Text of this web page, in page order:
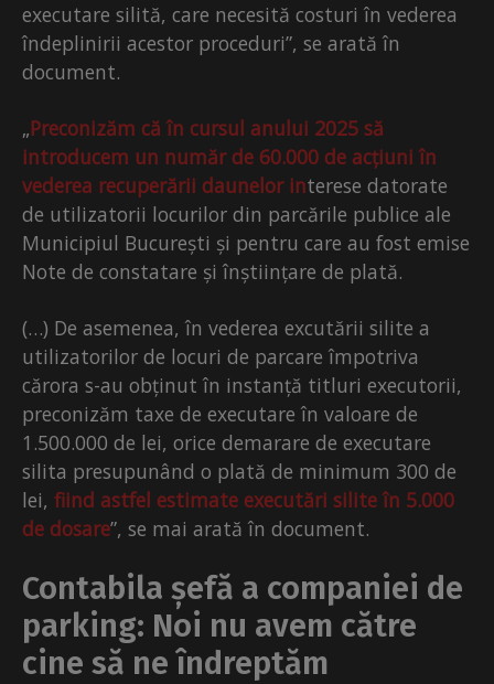
executare silită, care necesită costuri în vederea
îndeplinirii acestor proceduri”, se arată în
document.
„Preconizăm că în cursul anului 2025 să
introducem un număr de 60.000 de acțiuni în
vederea recuperării daunelor interese datorate
de utilizatorii locurilor din parcările publice ale
Municipiul București și pentru care au fost emise
Note de constatare și înștiințare de plată.
(…) De asemenea, în vederea excutării silite a
utilizatorilor de locuri de parcare împotriva
cărora s-au obținut în instanță titluri executorii,
preconizăm taxe de executare în valoare de
1.500.000 de lei, orice demarare de executare
silita presupunând o plată de minimum 300 de
lei, fiind astfel estimate executări silite în 5.000
de dosare”, se mai arată în document.
Contabila șefă a companiei de
parking: Noi nu avem către
cine să ne îndreptăm